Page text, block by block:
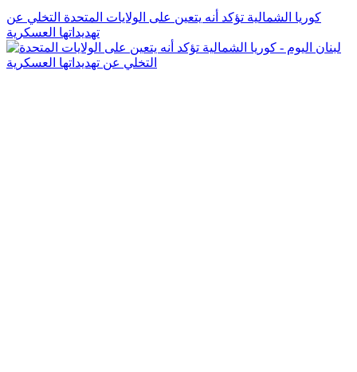
كوريا الشمالية تؤكد أنه يتعين على الولايات المتحدة التخلي عن
تهديداتها العسكرية